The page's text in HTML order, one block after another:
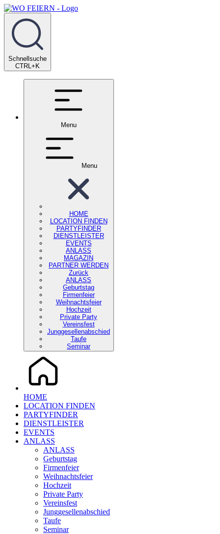
Schnellsuche
CTRL+K
Menu
Menu
HOME
LOCATION FINDEN
PARTYFINDER
DIENSTLEISTER
EVENTS
ANLASS
MAGAZIN
PARTNER WERDEN
Zurück
ANLASS
Geburtstag
Firmenfeier
Weihnachtsfeier
Hochzeit
Private Party
Vereinsfest
Junggesellenabschied
Taufe
Seminar
HOME
LOCATION FINDEN
PARTYFINDER
DIENSTLEISTER
EVENTS
ANLASS
ANLASS
Geburtstag
Firmenfeier
Weihnachtsfeier
Hochzeit
Private Party
Vereinsfest
Junggesellenabschied
Taufe
Seminar